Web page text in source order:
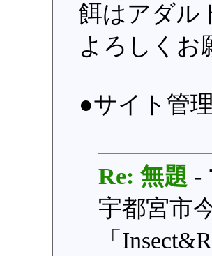
餌はアダル
よろしくお
●サイト管
Re: 無題 -
宇都宮市
「